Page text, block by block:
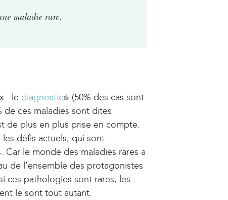
)
maladie rare.
: le diagnostic(
l
i
n
k
i
s
e
(50% des cas sont
de ces maladies sont dites
de plus en plus prise en compte.
défis actuels, qui sont
Car le monde des maladies rares a
de l’ensemble des protagonistes
ces pathologies sont rares, les
le sont tout autant.